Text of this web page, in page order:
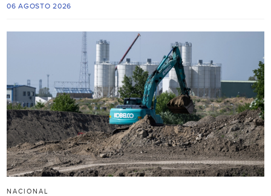
06 AGOSTO 2026
NACIONAL